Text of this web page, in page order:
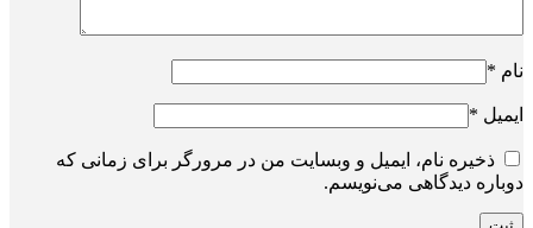
نام *
ایمیل *
ذخیره نام، ایمیل و وبسایت من در مرورگر برای زمانی که
دوباره دیدگاهی می‌نویسم.